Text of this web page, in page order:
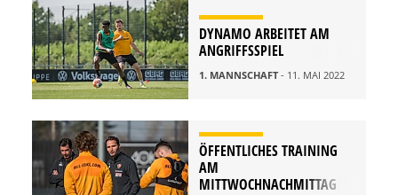
DYNAMO ARBEITET AM
ANGRIFFSSPIEL
1. MANNSCHAFT- 11. MAI 2022
ÖFFENTLICHES TRAINING
AM
MITTWOCHNACHMITTAG